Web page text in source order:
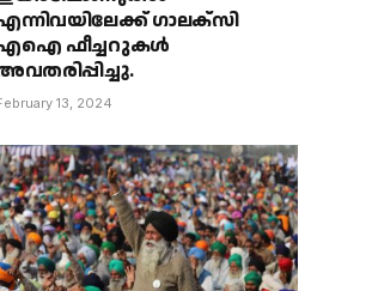
ഗാലക്‌സി
ഫീച്ചറുകൾ
13, 2024